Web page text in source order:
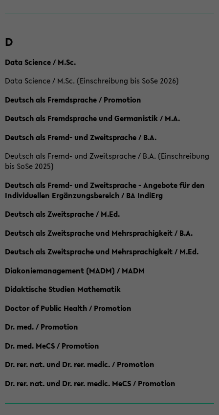
D
Data Science / M.Sc.
Data Science / M.Sc. (Einschreibung bis SoSe 2026)
Deutsch als Fremdsprache / Promotion
Deutsch als Fremdsprache und Germanistik / M.A.
Deutsch als Fremd- und Zweitsprache / B.A.
Deutsch als Fremd- und Zweitsprache / B.A. (Einschreibung
bis SoSe 2025)
Deutsch als Fremd- und Zweitsprache - Angebote für den
Individuellen Ergänzungsbereich / BA IndiErg
Deutsch als Zweitsprache / M.Ed.
Deutsch als Zweitsprache und Mehrsprachigkeit / B.A.
Deutsch als Zweitsprache und Mehrsprachigkeit / M.Ed.
Diakoniemanagement (MADM) / MADM
Didaktische Studien Mathematik
Doctor of Public Health / Promotion
Dr. med. / Promotion
Dr. med. MeCS / Promotion
Dr. rer. nat. und Dr. rer. medic. / Promotion
Dr. rer. nat. und Dr. rer. medic. MeCS / Promotion